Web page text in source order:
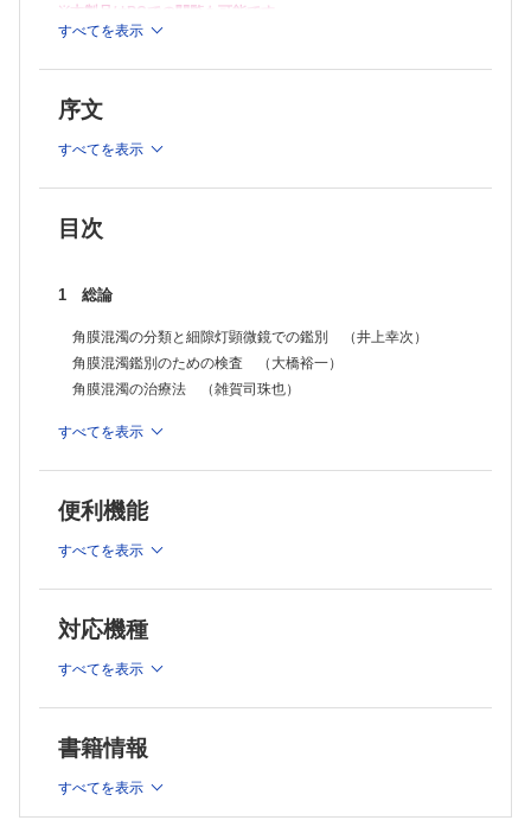
Reis?Bucklers角膜ジストロフィ，Thiel-Behnke角膜ジストロフィ
（小林 顕）
斑状角膜ジストロフィ （渡辺 仁）
膠様滴状角膜ジストロフィ （川﨑 諭）
Schnyder角膜ジストロフィ （北川和子）
角膜脂肪変性 （小幡博人）
Terrien角膜辺縁変性 （植木亮太郎）
Salzmann角膜変性 （山田昌和）
infectious crystalline keratopathy （鈴木 崇）
カタル性角膜潰瘍 （横井則彦）
しょうか? （鈴木 智）
Mooren角膜潰瘍 （羽藤 晋）
（外園千恵）
シールド潰瘍 （角 環）
SQ 春季カタルにおいて結膜と角膜の間でどのような分子の相互作用
がありますか （海老原伸行）
真菌性角膜炎 （望月清文）
アカントアメーバ角膜炎 （杉原紀子）
健司）
多発性角膜上皮下浸潤 （岡本茂樹）
SQ アデノウイルスにも潜伏感染はあるのでしょうか? （内尾英一）
5 角膜混濁診察のための検査
細隙灯顕微鏡写真撮影 （畑﨑泰定）
前眼部OCT （高 静花）
※本製品はPCでの閲覧も可能です。
製品のご購入後、「購入済ライセンス一覧」より、オンライン環
認ください。
最新版
すべてを表示
序文
すべてを表示
目次
1 総論
角膜混濁の分類と細隙灯顕微鏡での鑑別 （井上幸次）
角膜混濁鑑別のための検査 （大橋裕一）
角膜混濁の治療法 （雑賀司珠也）
2 上皮混濁各論
薬剤沈着（アミオダロン角膜症など） （細谷比左志）
map-dot-fingerprint角膜ジストロフィ （小玉裕司）
樹枝状角膜炎とその類縁疾患 （井上智之）
Thygeson点状表層角膜炎 （中川 尚）
Stevens-Johnson症候群 （大家義則）
眼類天疱瘡 （川北哲也）
conjunctival and corneal intraepithelial neoplasia CIN）
（細谷友雅）
すべてを表示
便利機能
すべてを表示
対応機種
すべてを表示
書籍情報
すべてを表示